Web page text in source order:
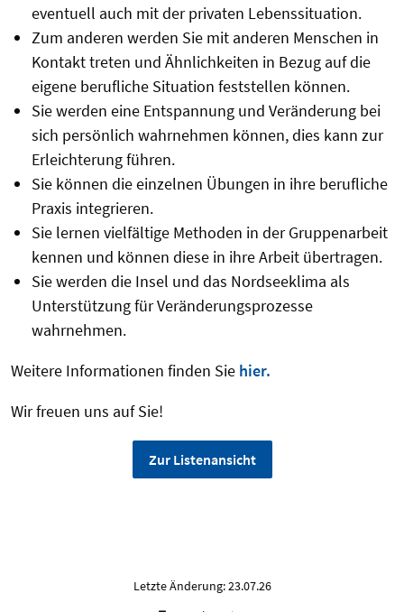
eventuell auch mit der privaten Lebenssituation.
Zum anderen werden Sie mit anderen Menschen in
Kontakt treten und Ähnlichkeiten in Bezug auf die
eigene berufliche Situation feststellen können.
Sie werden eine Entspannung und Veränderung bei
sich persönlich wahrnehmen können, dies kann zur
Erleichterung führen.
Sie können die einzelnen Übungen in ihre berufliche
Praxis integrieren.
Sie lernen vielfältige Methoden in der Gruppenarbeit
kennen und können diese in ihre Arbeit übertragen.
Sie werden die Insel und das Nordseeklima als
Unterstützung für Veränderungsprozesse
wahrnehmen.
Weitere Informationen finden Sie hier.
Wir freuen uns auf Sie!
Zur Listenansicht
Letzte Änderung: 23.07.26